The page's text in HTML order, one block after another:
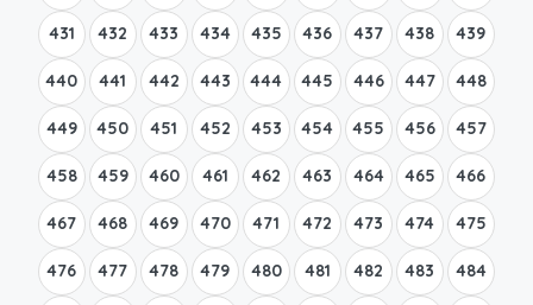
431 432 433 434 435 436 437 438 439
440 441 442 443 444 445 446 447 448
449 450 451 452 453 454 455 456 457
458 459 460 461 462 463 464 465 466
467 468 469 470 471 472 473 474 475
476 477 478 479 480 481 482 483 484